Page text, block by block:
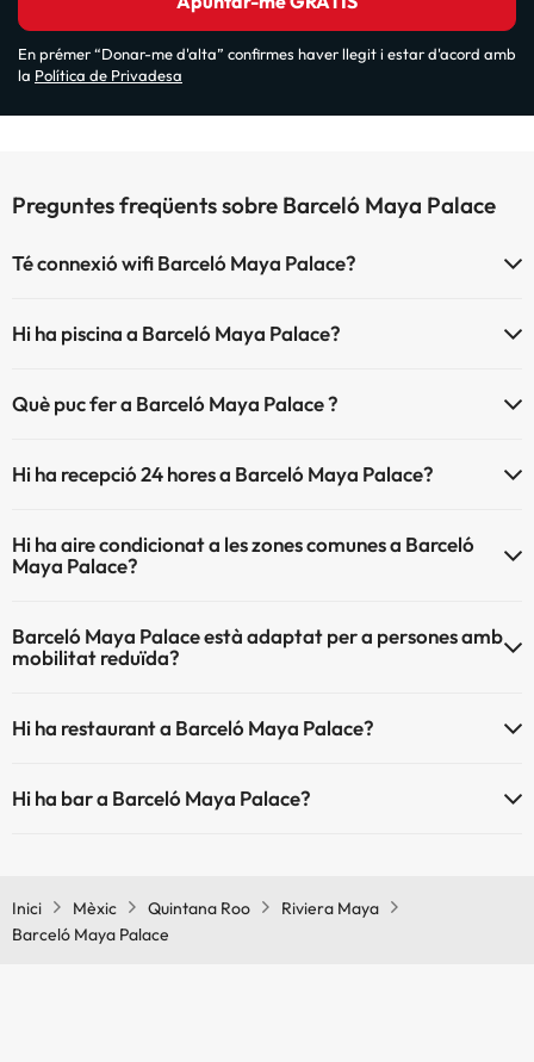
En prémer “Donar-me d'alta” confirmes haver llegit i estar d'acord amb
la Política de Privadesa
Preguntes freqüents sobre Barceló Maya Palace
Té connexió wifi Barceló Maya Palace?
Hi ha piscina a Barceló Maya Palace?
pagament) Aquí tens més info sobre la piscina i altres instal·lacions.
Què puc fer a Barceló Maya Palace ?
poden ser de pagament).
Massatgista
Hi ha recepció 24 hores a Barceló Maya Palace?
Hi ha aire condicionat a les zones comunes a Barceló
Maya Palace?
Barceló Maya Palace està adaptat per a persones amb
mobilitat reduïda?
reduïda.
Hi ha restaurant a Barceló Maya Palace?
Hi ha bar a Barceló Maya Palace?
Inici Mèxic Quintana Roo
Riviera Maya
Barceló Maya Palace